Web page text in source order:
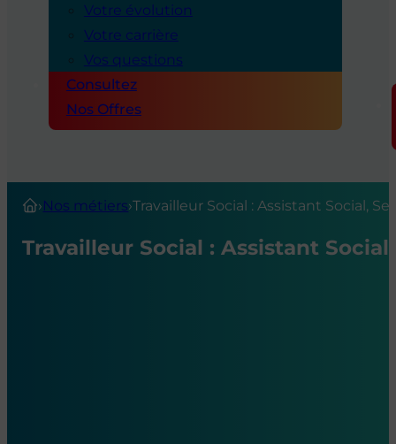
Votre évolution
Votre carrière
Vos questions
Consultez
Nos Offres
›Nos métiers›Travailleur Social : Assistant Social,
Travailleur Social : Assistant